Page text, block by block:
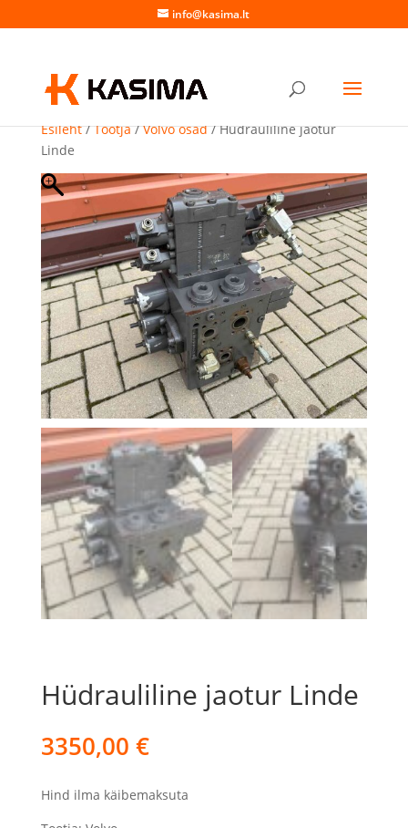
info@kasima.lt
Esileht/Tootja/Volvo osad/ Hüdrauliline jaotur
Linde
Hüdrauliline jaotur Linde
3350,00 €
Hind ilma käibemaksuta